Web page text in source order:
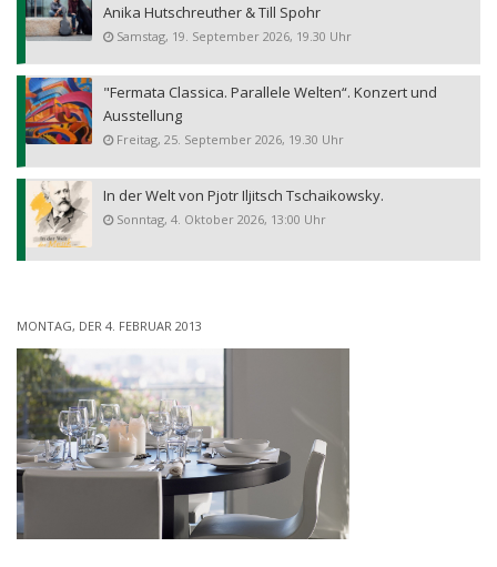
Anika Hutschreuther & Till Spohr
Samstag, 19. September 2026, 19.30 Uhr
"Fermata Classica. Parallele Welten“. Konzert und
Ausstellung
Freitag, 25. September 2026, 19.30 Uhr
In der Welt von Pjotr Iljitsch Tschaikowsky.
Sonntag, 4. Oktober 2026, 13:00 Uhr
MONTAG, DER 4. FEBRUAR 2013